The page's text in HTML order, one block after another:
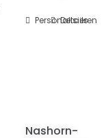
Personalisieren
Dieses
Optionen
Details
Nashorn-